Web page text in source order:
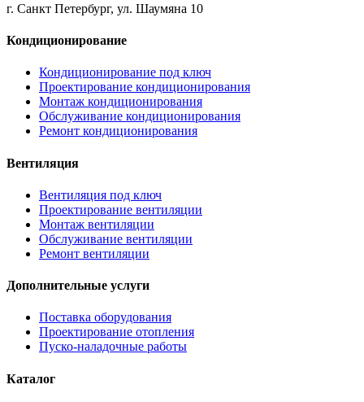
г. Санкт Петербург, ул. Шаумяна 10
Кондиционирование
Кондиционирование под ключ
Проектирование кондиционирования
Монтаж кондиционирования
Обслуживание кондиционирования
Ремонт кондиционирования
Вентиляция
Вентиляция под ключ
Проектирование вентиляции
Монтаж вентиляции
Обслуживание вентиляции
Ремонт вентиляции
Дополнительные услуги
Поставка оборудования
Проектирование отопления
Пуско-наладочные работы
Каталог